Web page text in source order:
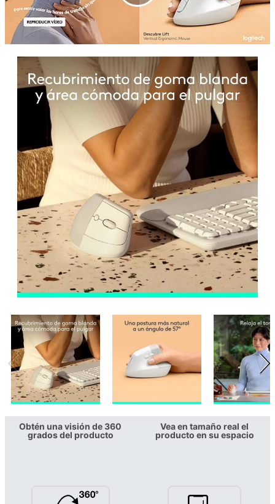
Obtén una visión de 360
grados del producto
Vea en tamaño real el
producto en su espacio